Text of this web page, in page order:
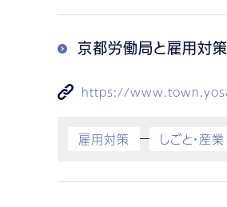
京都労働局と雇用対
https://
雇用対策 しごと・産業